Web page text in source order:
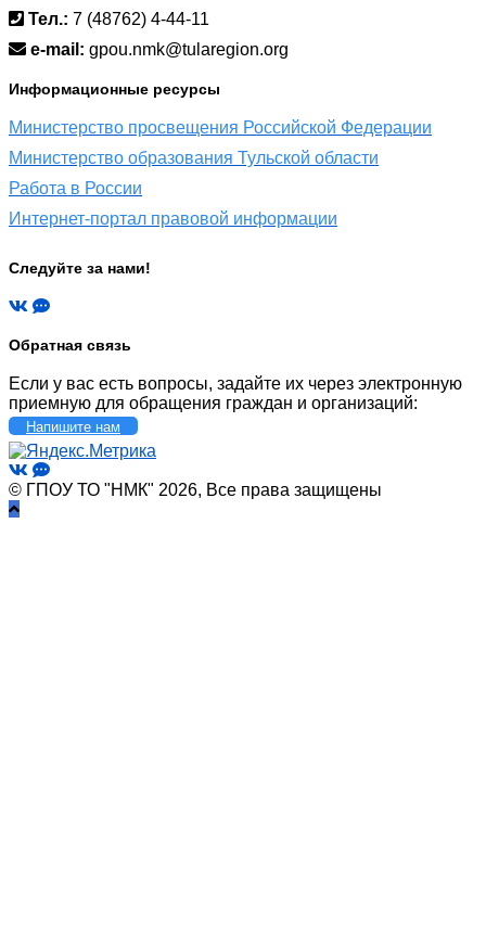
Тел.: 7 (48762) 4-44-11
e-mail: gpou.nmk@tularegion.org
Информационные ресурсы
Министерство просвещения Российской Федерации
Министерство образования Тульской области
Работа в России
Интернет-портал правовой информации
Следуйте за нами!
Обратная связь
Если у вас есть вопросы, задайте их через электронную
приемную для обращения граждан и организаций:
Напишите нам
© ГПОУ ТО "НМК" 2026, Все права защищены